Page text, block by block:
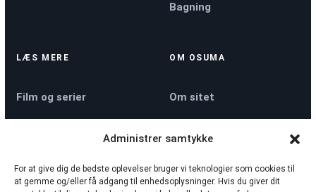
Administrer samtykke
For at give dig de bedste oplevelser bruger vi teknologier som cookies til
at gemme og/eller få adgang til enhedsoplysninger. Hvis du giver dit
Bagning
LÆS MERE
Film og serier
OM OSUMA
Om sitet
Kontakt